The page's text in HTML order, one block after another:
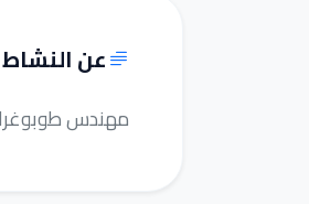
عن النشاط
مهندس